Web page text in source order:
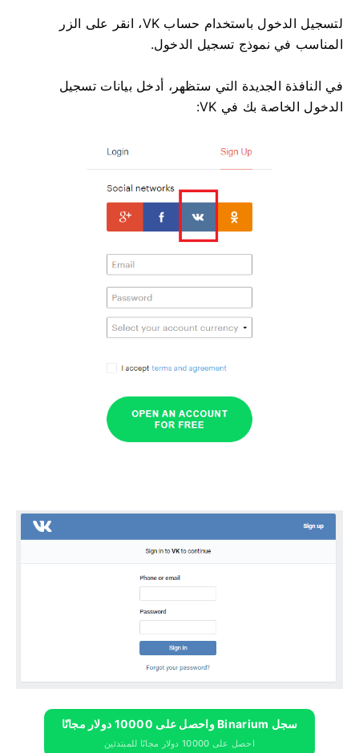
لتسجيل الدخول باستخدام حساب VK، انقر على الزر
المناسب في نموذج تسجيل الدخول.
في النافذة الجديدة التي ستظهر، أدخل بيانات تسجيل
الدخول الخاصة بك في VK:
سجل Binarium واحصل على 10000 دولار مجانًا
احصل على 10000 دولار مجانًا للمبتدئين